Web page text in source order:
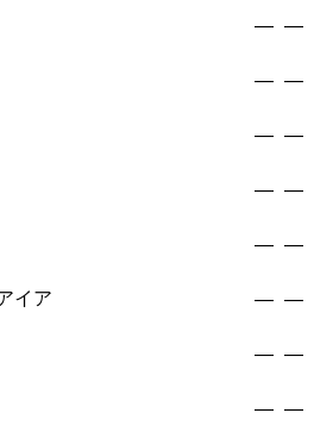
— —
— —
— —
— —
— —
イア — —
— —
— —